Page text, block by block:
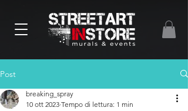
Post
breaking_spray
10 ott 2023 Tempo di lettura: 1 min